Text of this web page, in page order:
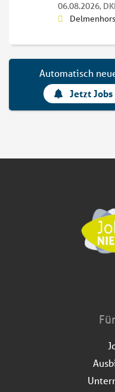
06.08.2026,
Automatisch
Jetzt